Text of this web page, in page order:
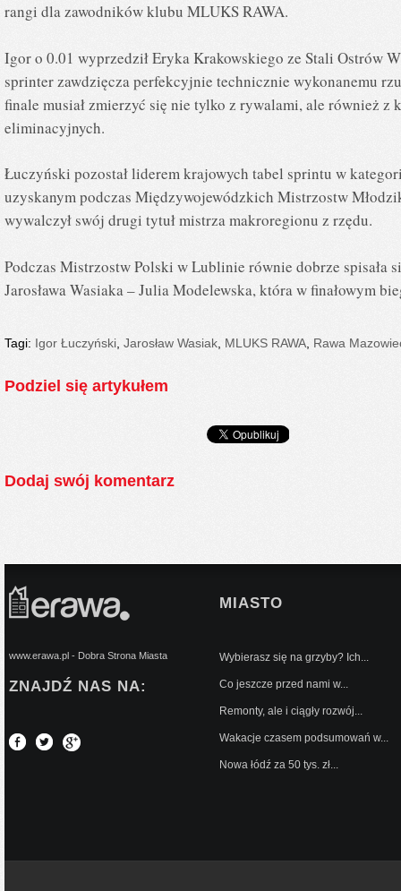
rangi dla zawodników klubu MLUKS RAWA.
Igor o 0.01 wyprzedził Eryka Krakowskiego ze Stali Ostrów
sprinter zawdzięcza perfekcyjnie technicznie wykonanemu
finale musiał zmierzyć się nie tylko z rywalami, ale również z
eliminacyjnych.
Łuczyński pozostał liderem krajowych tabel sprintu w
uzyskanym podczas Międzywojewódzkich Mistrzostw
wywalczył swój drugi tytuł mistrza makroregionu z rzędu.
Podczas Mistrzostw Polski w Lublinie równie dobrze spisała
Jarosława Wasiaka – Julia Modelewska, która w finałowym
Tagi: Igor Łuczyński Jarosław Wasiak MLUKS RAWA Rawa
Podziel się artykułem
Dodaj swój komentarz
www.erawa.pl - Dobra Strona Miasta
ZNAJDŹ NAS NA:
MIASTO
Wybierasz się na grzyby? Ich...
Co jeszcze przed nami w...
Remonty, ale i ciągły rozwój...
Wakacje czasem podsumowań w...
Nowa łódź za 50 tys. zł...